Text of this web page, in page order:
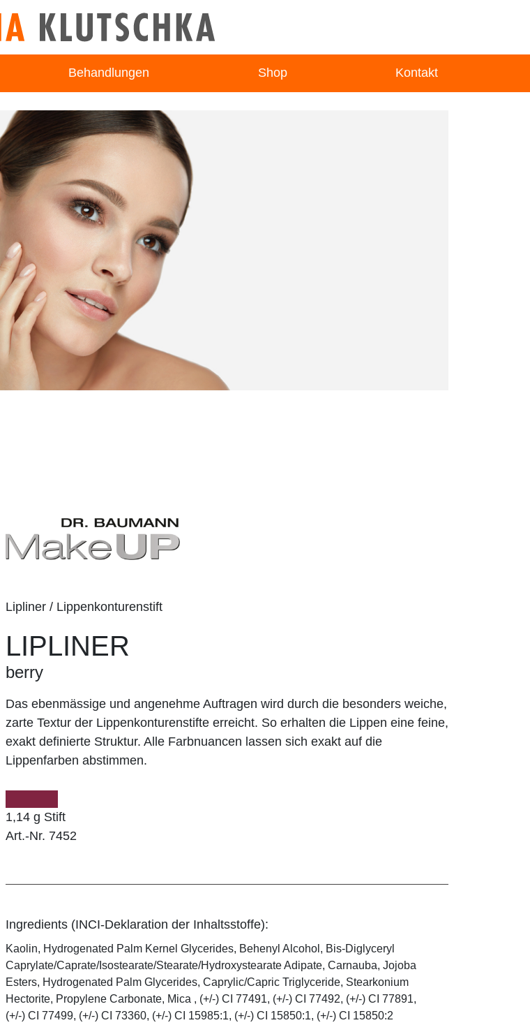
Behandlungen Shop Kontakt
Lipliner / Lippenkonturenstift
LIPLINER
berry
Das ebenmässige und angenehme Auftragen wird durch die besonders weiche,
zarte Textur der Lippenkonturenstifte erreicht. So erhalten die Lippen eine feine,
exakt definierte Struktur. Alle Farbnuancen lassen sich exakt auf die
Lippenfarben abstimmen.
1,14 g Stift
Art.-Nr. 7452
Ingredients (INCI-Deklaration der Inhaltsstoffe):
Kaolin, Hydrogenated Palm Kernel Glycerides, Behenyl Alcohol, Bis-Diglyceryl
Caprylate/Caprate/Isostearate/Stearate/Hydroxystearate Adipate, Carnauba, Jojoba
Esters, Hydrogenated Palm Glycerides, Caprylic/Capric Triglyceride, Stearkonium
Hectorite, Propylene Carbonate, Mica , (+/-) CI 77491, (+/-) CI 77492, (+/-) CI 77891,
(+/-) CI 77499, (+/-) CI 73360, (+/-) CI 15985:1, (+/-) CI 15850:1, (+/-) CI 15850:2